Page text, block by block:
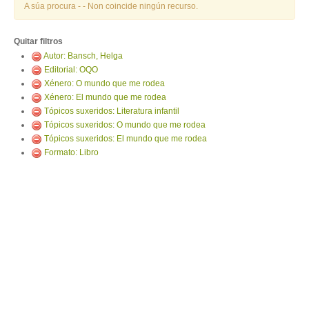
A súa procura - - Non coincide ningún recurso.
Quitar filtros
Autor: Bansch, Helga
Editorial: OQO
Xénero: O mundo que me rodea
Xénero: El mundo que me rodea
Tópicos suxeridos: Literatura infantil
Tópicos suxeridos: O mundo que me rodea
Tópicos suxeridos: El mundo que me rodea
Formato: Libro